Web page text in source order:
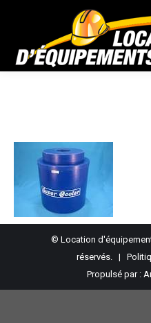
© Location
réservés. |
Propulsé par :